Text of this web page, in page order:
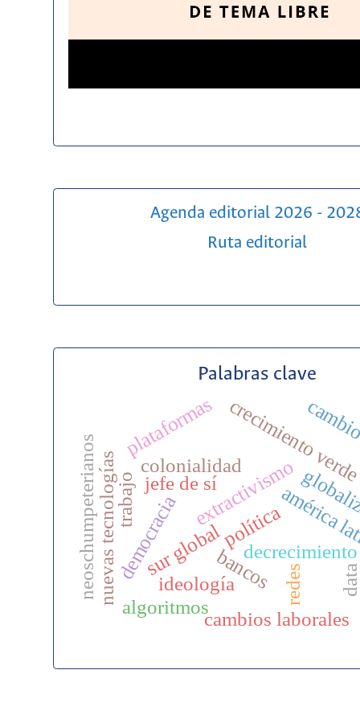
Agenda editorial 2026 -
Ruta editorial
Palabras clave
decrecimiento
sur global
extractivismo
colonialidadcrecimiento
américa
ideología
democracia
nuevas tecnologías
neoschumpeterianos trabajo
redes
algoritmos
plataformas
política
cambios laborales
bancos
jefe de sí